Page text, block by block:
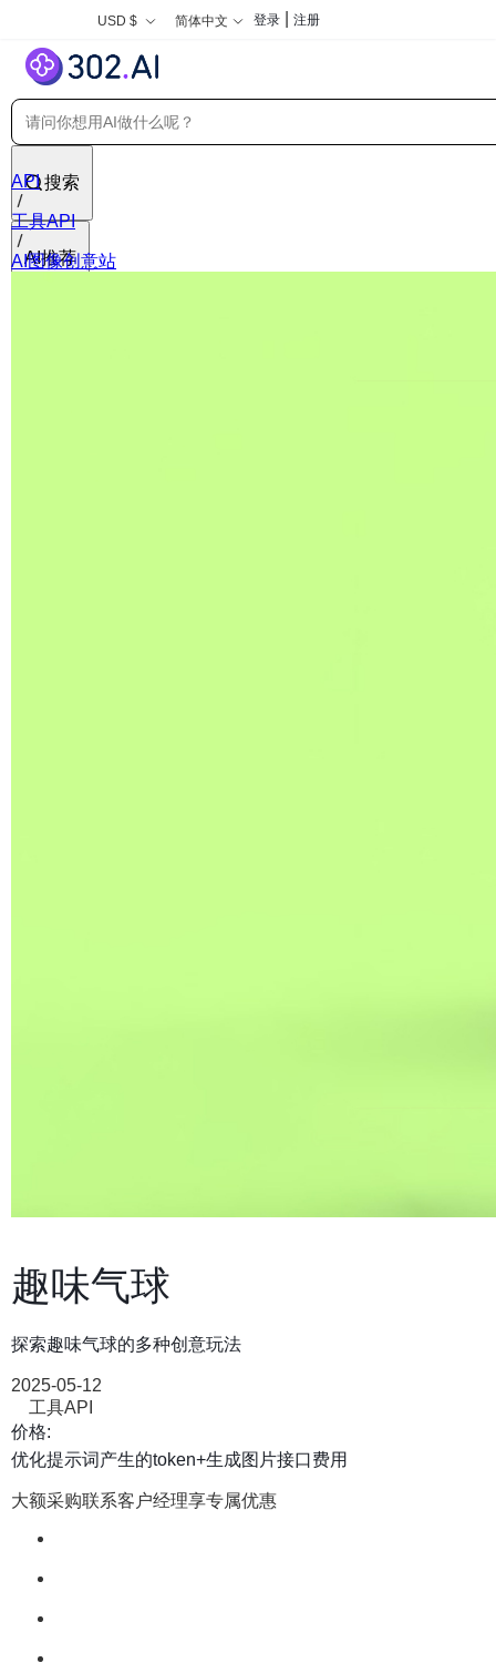
USD $ 简体中文 登录 注册
搜索
AI推荐
API
工具API
AI图像创意站
趣味气球
探索趣味气球的多种创意玩法
2025-05-12
工具API
价格:
优化提示词产生的token+生成图片接口费用
大额采购联系客户经理享专属优惠